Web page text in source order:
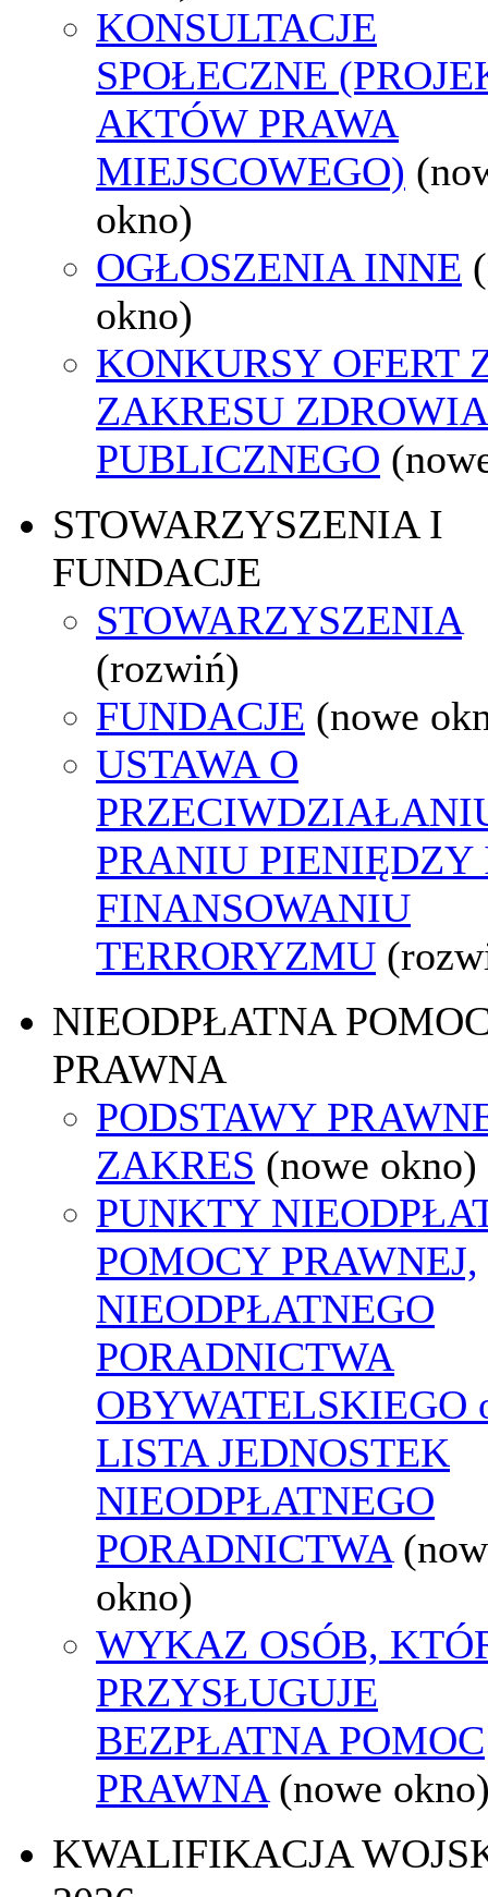
KONSULTACJE
SPOŁECZNE
AKTÓW PRAWA
MIEJSCOWEGO)
okno)
OGŁOSZENIA INNE
okno)
KONKURSY OFERT
ZAKRESU ZDROWIA
PUBLICZNEGO
STOWARZYSZENIA I
FUNDACJE
STOWARZYSZENIA
(rozwiń)
FUNDACJE (nowe
USTAWA O
PRANIU PIENIĘDZY
FINANSOWANIU
TERRORYZMU
NIEODPŁATNA
PRAWNA
PODSTAWY
ZAKRES (nowe okno)
PUNKTY
POMOCY PRAWNEJ,
NIEODPŁATNEGO
PORADNICTWA
OBYWATELSKIEGO
LISTA JEDNOSTEK
NIEODPŁATNEGO
PORADNICTWA
okno)
WYKAZ OSÓB,
PRZYSŁUGUJE
BEZPŁATNA POMOC
PRAWNA (nowe
KWALIFIKACJA